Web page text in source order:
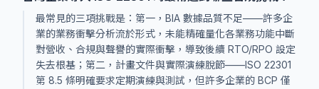
最常見的三項挑戰是：第一，BIA 數據品質不足——許多企
業的業務衝擊分析流於形式，未能精確量化各業務功能中斷
對營收、合規與聲譽的實際衝擊，導致後續 RTO/RPO 設定
失去根基；第二，計畫文件與實際演練脫節——ISO 22301
第 8.5 條明確要求定期演練與測試，但許多企業的 BCP 僅